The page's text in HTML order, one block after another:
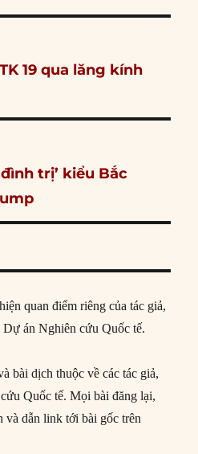
19 qua lăng kính
trị’ kiểu Bắc
quan điểm riêng của tác giả,
án Nghiên cứu Quốc tế.
bài dịch thuộc về các tác giả,
Quốc tế. Mọi bài đăng lại,
và dẫn link tới bài gốc trên